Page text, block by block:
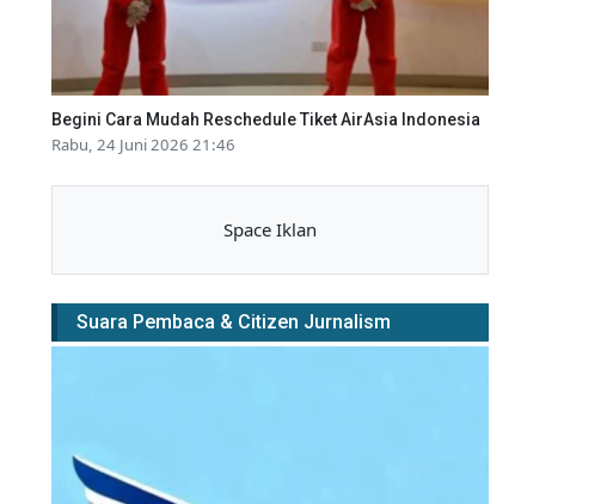
Begini Cara Mudah Reschedule Tiket AirAsia Indonesia
Rabu, 24 Juni 2026 21:46
Space Iklan
Suara Pembaca & Citizen Jurnalism